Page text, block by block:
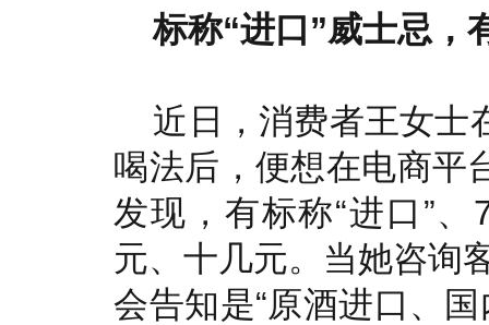
标称“进口”威士忌，
近日，消费者王女士
喝法后，便想在电商平
发现，有标称“进口”
元、十几元。当她咨询
会告知是“原酒进口、